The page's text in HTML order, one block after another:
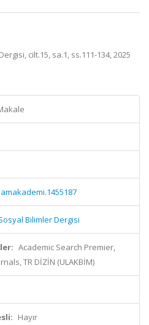
cilt.15, sa.1, ss.111-134, 2025
Bilimler Dergisi
Academic Search Premier,
TR DİZİN (ULAKBİM)
Hayır